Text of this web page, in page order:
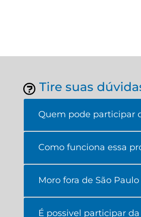
Tire suas
Quem pode participar
Como funciona essa
Moro fora de São
É possivel participar